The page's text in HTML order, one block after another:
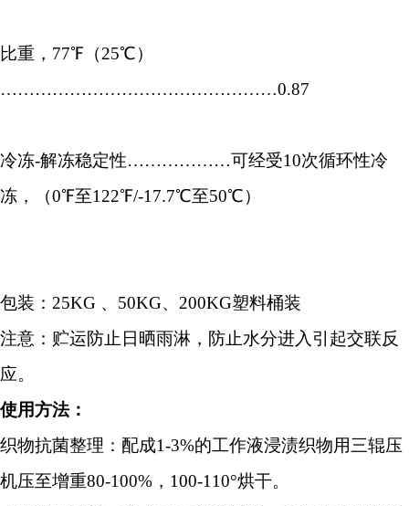
比重，77℉（25℃）
…………………………………………0.87
冷冻-解冻稳定性………………可经受10次循环性冷
冻，（0℉至122℉/-17.7℃至50℃）
包装：25KG 、50KG、200KG塑料桶装
注意：贮运防止日晒雨淋，防止水分进入引起交联反
应。
使用方法：
织物抗菌整理：配成1-3%的工作液浸渍织物用三辊压
机压至增重80-100%，100-110°烘干。